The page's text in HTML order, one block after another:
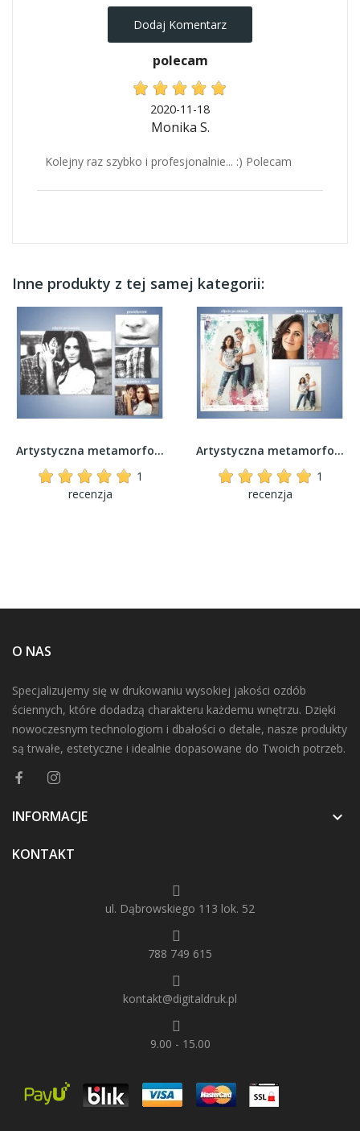
Dodaj Komentarz
polecam
2020-11-18
Monika S.
Kolejny raz szybko i profesjonalnie... :) Polecam
Inne produkty z tej samej kategorii:
Artystyczna metamorfoza zdjęcia - Zdobiona...
1
recenzja
Artystyczna metamorfoza zdjęcia - Kolorowe plamy
1
recenzja
O NAS
Specjalizujemy się w drukowaniu wysokiej jakości ozdób
ściennych, które dodadzą charakteru każdemu wnętrzu. Dzięki
nowoczesnym technologiom i dbałości o detale, nasze produkty
są trwałe, estetyczne i idealnie dopasowane do Twoich potrzeb.
INFORMACJE 
KONTAKT
ul. Dąbrowskiego 113 lok. 52
788 749 615
kontakt@digitaldruk.pl
9.00 - 15.00